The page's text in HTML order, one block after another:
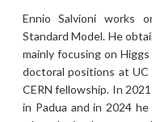
Ennio Salvioni works
Standard Model. He
mainly focusing on
doctoral positions at UC
CERN fellowship. In
in Padua and in 2024